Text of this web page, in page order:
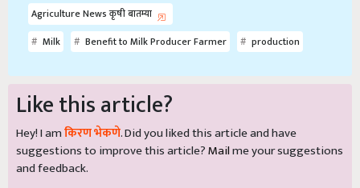
Agriculture News कृषी बातम्या
Milk
Benefit to Milk Producer Farmer production
Like this article?
Hey! I amकिरण भेकणे. Did you liked this article and have
suggestions to improve this article?Mailme your suggestions
and feedback.